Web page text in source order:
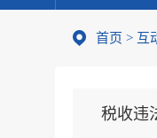
首页 > 互
税收违